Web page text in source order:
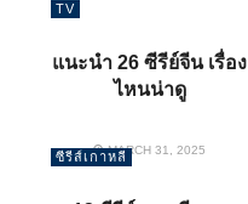
TV
แนะนำ 26 ซีรีย์จีน เรื่อง
ไหนน่าดู
MARCH 31, 2025
ซีรีส์เกาหลี